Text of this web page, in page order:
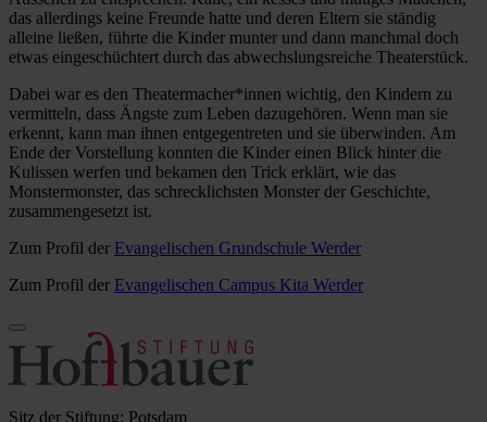
das allerdings keine Freunde hatte und deren Eltern sie ständig
alleine ließen, führte die Kinder munter und dann manchmal doch
etwas eingeschüchtert durch das abwechslungsreiche Theaterstück.
Dabei war es den Theatermacher*innen wichtig, den Kindern zu
vermitteln, dass Ängste zum Leben dazugehören. Wenn man sie
erkennt, kann man ihnen entgegentreten und sie überwinden. Am
Ende der Vorstellung konnten die Kinder einen Blick hinter die
Kulissen werfen und bekamen den Trick erklärt, wie das
Monstermonster, das schrecklichsten Monster der Geschichte,
zusammengesetzt ist.
Zum Profil der Evangelischen Grundschule Werder
Zum Profil der Evangelischen Campus Kita Werder
Sitz der Stiftung: Potsdam